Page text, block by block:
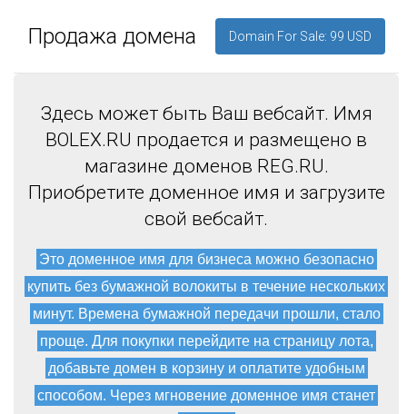
Domain For Sale: 99 USD
Продажа домена
Здесь может быть Ваш вебсайт. Имя
BOLEX.RU продается и размещено в
магазине доменов REG.RU.
Приобретите доменное имя и загрузите
свой вебсайт.
Это доменное имя для бизнеса можно безопасно
купить без бумажной волокиты в течение нескольких
минут. Времена бумажной передачи прошли, стало
проще. Для покупки перейдите на страницу лота,
добавьте домен в корзину и оплатите удобным
способом. Через мгновение доменное имя станет